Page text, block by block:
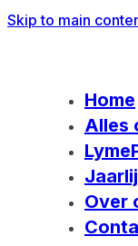
Skip to main
Home
Alles
Over